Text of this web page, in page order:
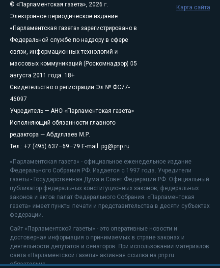
© «Парламентская газета», 2026 г.
Электронное периодическое издание
«Парламентская газета» зарегистрировано в
Федеральной службе по надзору в сфере
связи, информационных технологий и
массовых коммуникаций (Роскомнадзор) 05
августа 2011 года. 18+
Свидетельство о регистрации Эл № ФС77-
46097
Учредитель — АНО «Парламентская газета»
Исполняющий обязанности главного
редактора — Абдуллаев М.Р.
Тел.: +7 (495) 637–69–79 E-mail: pg@pnp.ru
«Парламентская газета» - официальное еженедельное издание
Федерального Собрания РФ. Издается с 1997 года. Учредители
газеты - Государственная Дума и Совет Федерации РФ. Официальный
публикатор федеральных конституционных законов, федеральных
законов и актов палат Федерального Собрания. «Парламентская
газета» имеет пункты печати и представительства в десяти субъектах
федерации.
Сайт «Парламентской газеты» - это оперативные новости и
достоверная информация о принимаемых в стране законах и
деятельности депутатов и сенаторов. При использовании материалов
сайта «Парламентской газеты» активная ссылка на pnp.ru
обязательна.
Карта сайта